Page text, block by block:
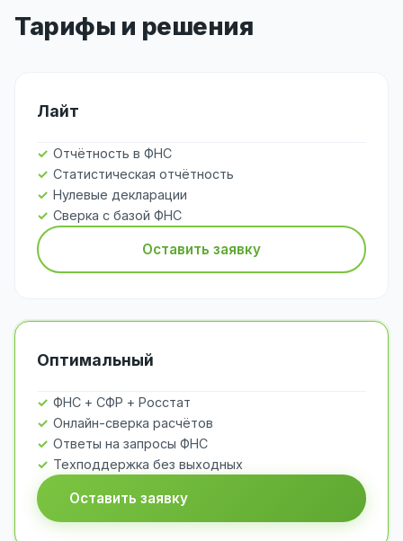
Тарифы и решения
Лайт
Отчётность в ФНС
Статистическая отчётность
Нулевые декларации
Сверка с базой ФНС
Оставить заявку
Оптимальный
ФНС + СФР + Росстат
Онлайн-сверка расчётов
Ответы на запросы ФНС
Техподдержка без выходных
Оставить заявку